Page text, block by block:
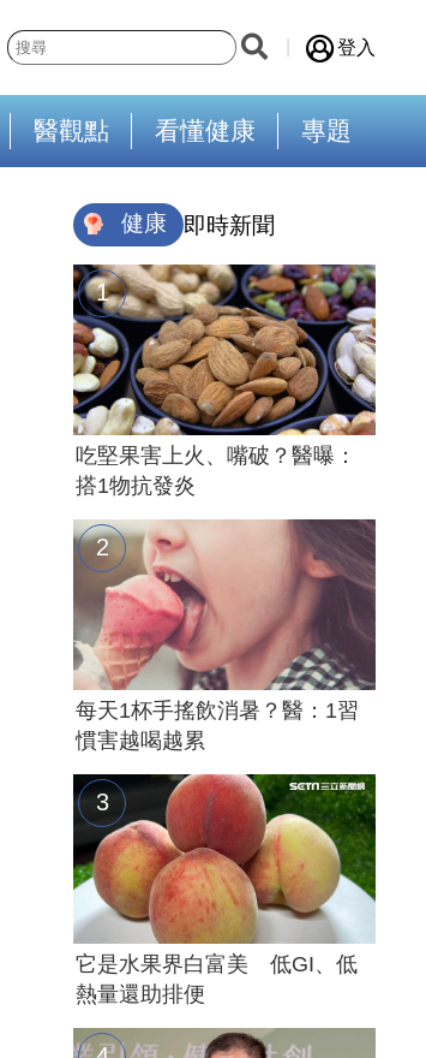
登入
醫觀點 看懂健康 專題
健康 即時新聞
吃堅果害上火、嘴破？醫曝：
搭1物抗發炎
每天1杯手搖飲消暑？醫：1習
慣害越喝越累
它是水果界白富美 低GI、低
熱量還助排便